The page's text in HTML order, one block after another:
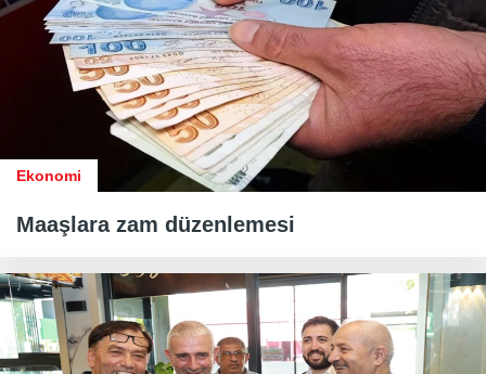
Ekonomi
Maaşlara zam düzenlemesi